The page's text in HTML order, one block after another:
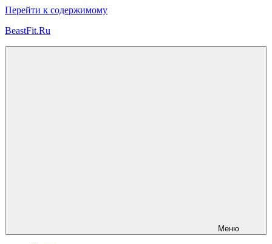
Перейти к содержимому
BeastFit.Ru
Меню